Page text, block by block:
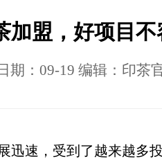
加盟，好项目
期：09-19 编辑：印茶
速，受到了越来越多